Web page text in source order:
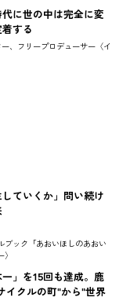
に世の中は完全に変
する
、フリープロデューサー〈イ
していくか」問い続け
ック「あおいほしのあおい
一」を15回も達成。鹿
イクルの町"から"世界